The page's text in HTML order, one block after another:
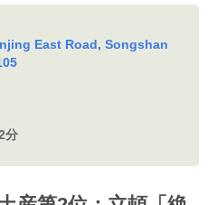
East Road, Songshan
分